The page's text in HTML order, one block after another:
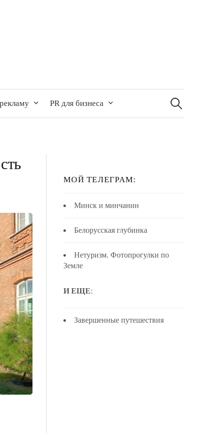
PR для бизнеса
Найти:
МОЙ ТЕЛЕГРАМ:
Минск и минчанин
Белорусская глубинка
Нетуризм. Фотопрогулки по
Земле
И ЕЩЕ:
Завершенные путешествия